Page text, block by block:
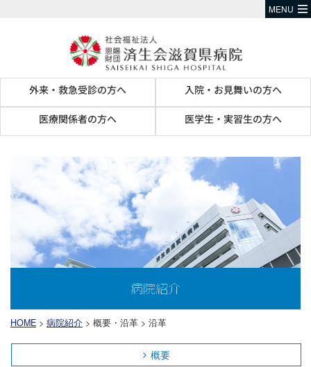
外来・救急受診の方へ 入院・お見舞いの方へ
医療関係者の方へ 医学生・実習生の方へ
MENU
病院紹介
HOME > 病院紹介 > 概要・沿革 > 沿革
概要